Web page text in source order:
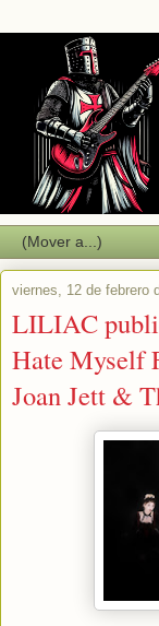
viernes, 12 de febrero
LILIAC
Hate Myself
Joan Jett &